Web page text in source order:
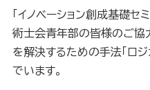
「イノベーション創成基礎
術士会青年部の皆様のご協
を解決するための手法「ロ
でいます。